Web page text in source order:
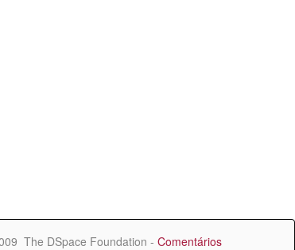
The DSpace Foundation - Comentários